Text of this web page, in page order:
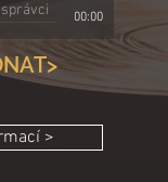
00:00
>